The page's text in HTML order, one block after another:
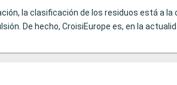
la clasificación de los residuos está a
De hecho, CroisiEurope es, en la